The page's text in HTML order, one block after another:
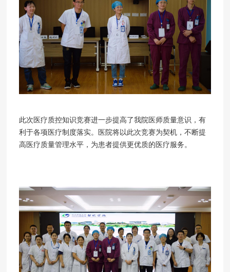
此次医疗质控知识竞赛进一步提高了我院医师质量意识，有
利于各项医疗制度落实。医院将以此次竞赛为契机，不断提
高医疗质量管理水平，为患者提供更优质的医疗服务。